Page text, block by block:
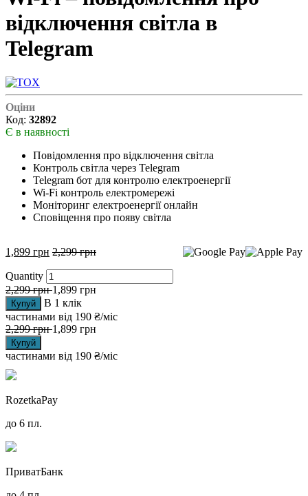
відключення світла в
Telegram
Оціни
Код: 32892
Є в наявності
Повідомлення про відключення світла
Контроль світла через Telegram
Telegram бот для контролю електроенергії
Wi-Fi контроль електромережі
Моніторинг електроенергії онлайн
Сповіщення про появу світла
1,899 грн 2,299грн
Quantity
2,299грн 1,899 грн
Купуй
В 1 клік
частинами від 190 ₴/міс
2,299грн 1,899 грн
Купуй
частинами від 190 ₴/міс
RozetkaPay
до 6 пл.
ПриватБанк